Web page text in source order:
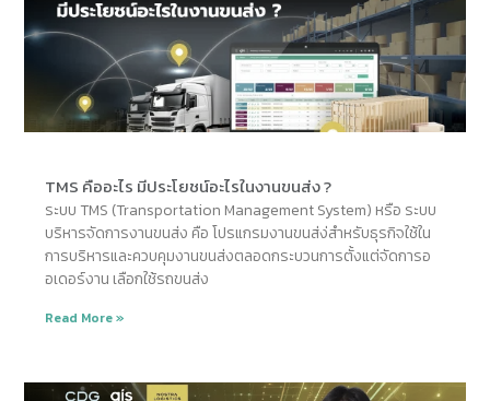
TMS คืออะไร มีประโยชน์อะไรในงานขนส่ง ?
ระบบ TMS (Transportation Management System) หรือ ระบบ
บริหารจัดการงานขนส่ง คือ โปรแกรมงานขนส่ง่สำหรับธุรกิจใช้ใน
การบริหารและควบคุมงานขนส่งตลอดกระบวนการตั้งแต่จัดการอ
อเดอร์งาน เลือกใช้รถขนส่ง
Read More »